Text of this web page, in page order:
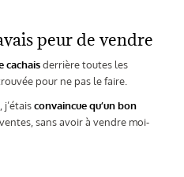
peur de vendre
cachaisderrière toutes les
pour ne pas le faire.
convaincue qu’un bon
sans avoir à vendre moi-